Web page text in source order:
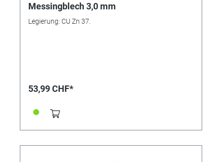
Messingblech 3,0 mm
Legierung: CU Zn 37.
53,99 CHF*